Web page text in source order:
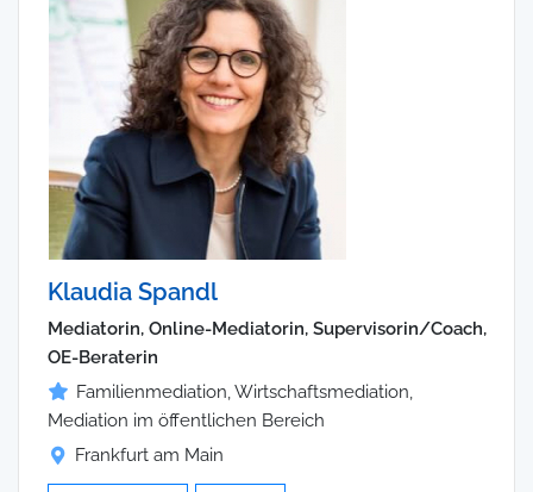
Klaudia Spandl
Mediatorin, Online-Mediatorin, Supervisorin/Coach,
OE-Beraterin
Familienmediation, Wirtschaftsmediation,
Mediation im öffentlichen Bereich
Frankfurt am Main